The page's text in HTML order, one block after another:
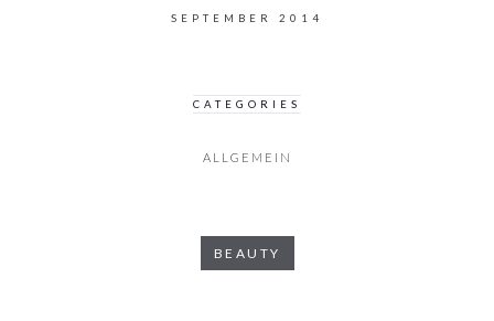
SEPTEMBER 2014
CATEGORIES
ALLGEMEIN
BEAUTY